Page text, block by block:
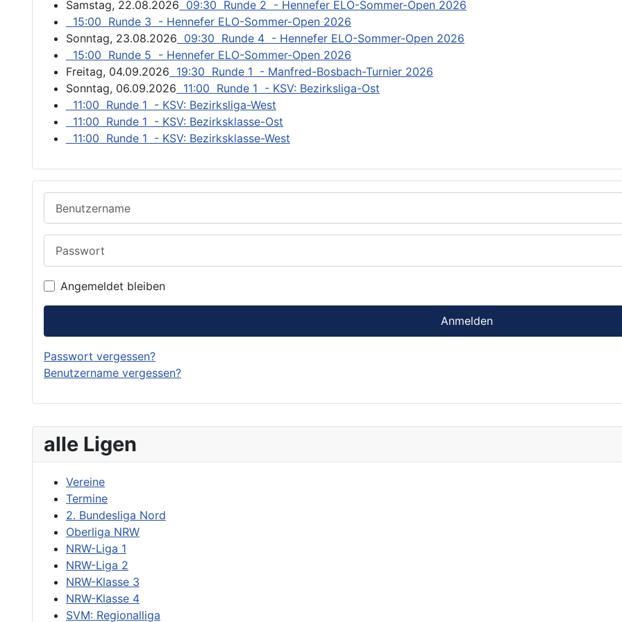
alle Ligen
Vereine
Termine
2. Bundesliga Nord
Oberliga NRW
NRW-Liga 1
NRW-Liga 2
NRW-Klasse 3
NRW-Klasse 4
SVM: Regionalliga
Samstag, 22.08.2026 09:30 Runde 2 - Hennefer ELO-Sommer-Open 2026
15:00 Runde 3 - Hennefer ELO-Sommer-Open 2026
Sonntag, 23.08.2026 09:30 Runde 4 - Hennefer ELO-Sommer-Open 2026
15:00 Runde 5 - Hennefer ELO-Sommer-Open 2026
Freitag, 04.09.2026 19:30 Runde 1 - Manfred-Bosbach-Turnier 2026
Sonntag, 06.09.2026 11:00 Runde 1 - KSV: Bezirksliga-Ost
11:00 Runde 1 - KSV: Bezirksliga-West
11:00 Runde 1 - KSV: Bezirksklasse-Ost
11:00 Runde 1 - KSV: Bezirksklasse-West
Angemeldet bleiben
Anmelden
Passwort vergessen?
Benutzername vergessen?